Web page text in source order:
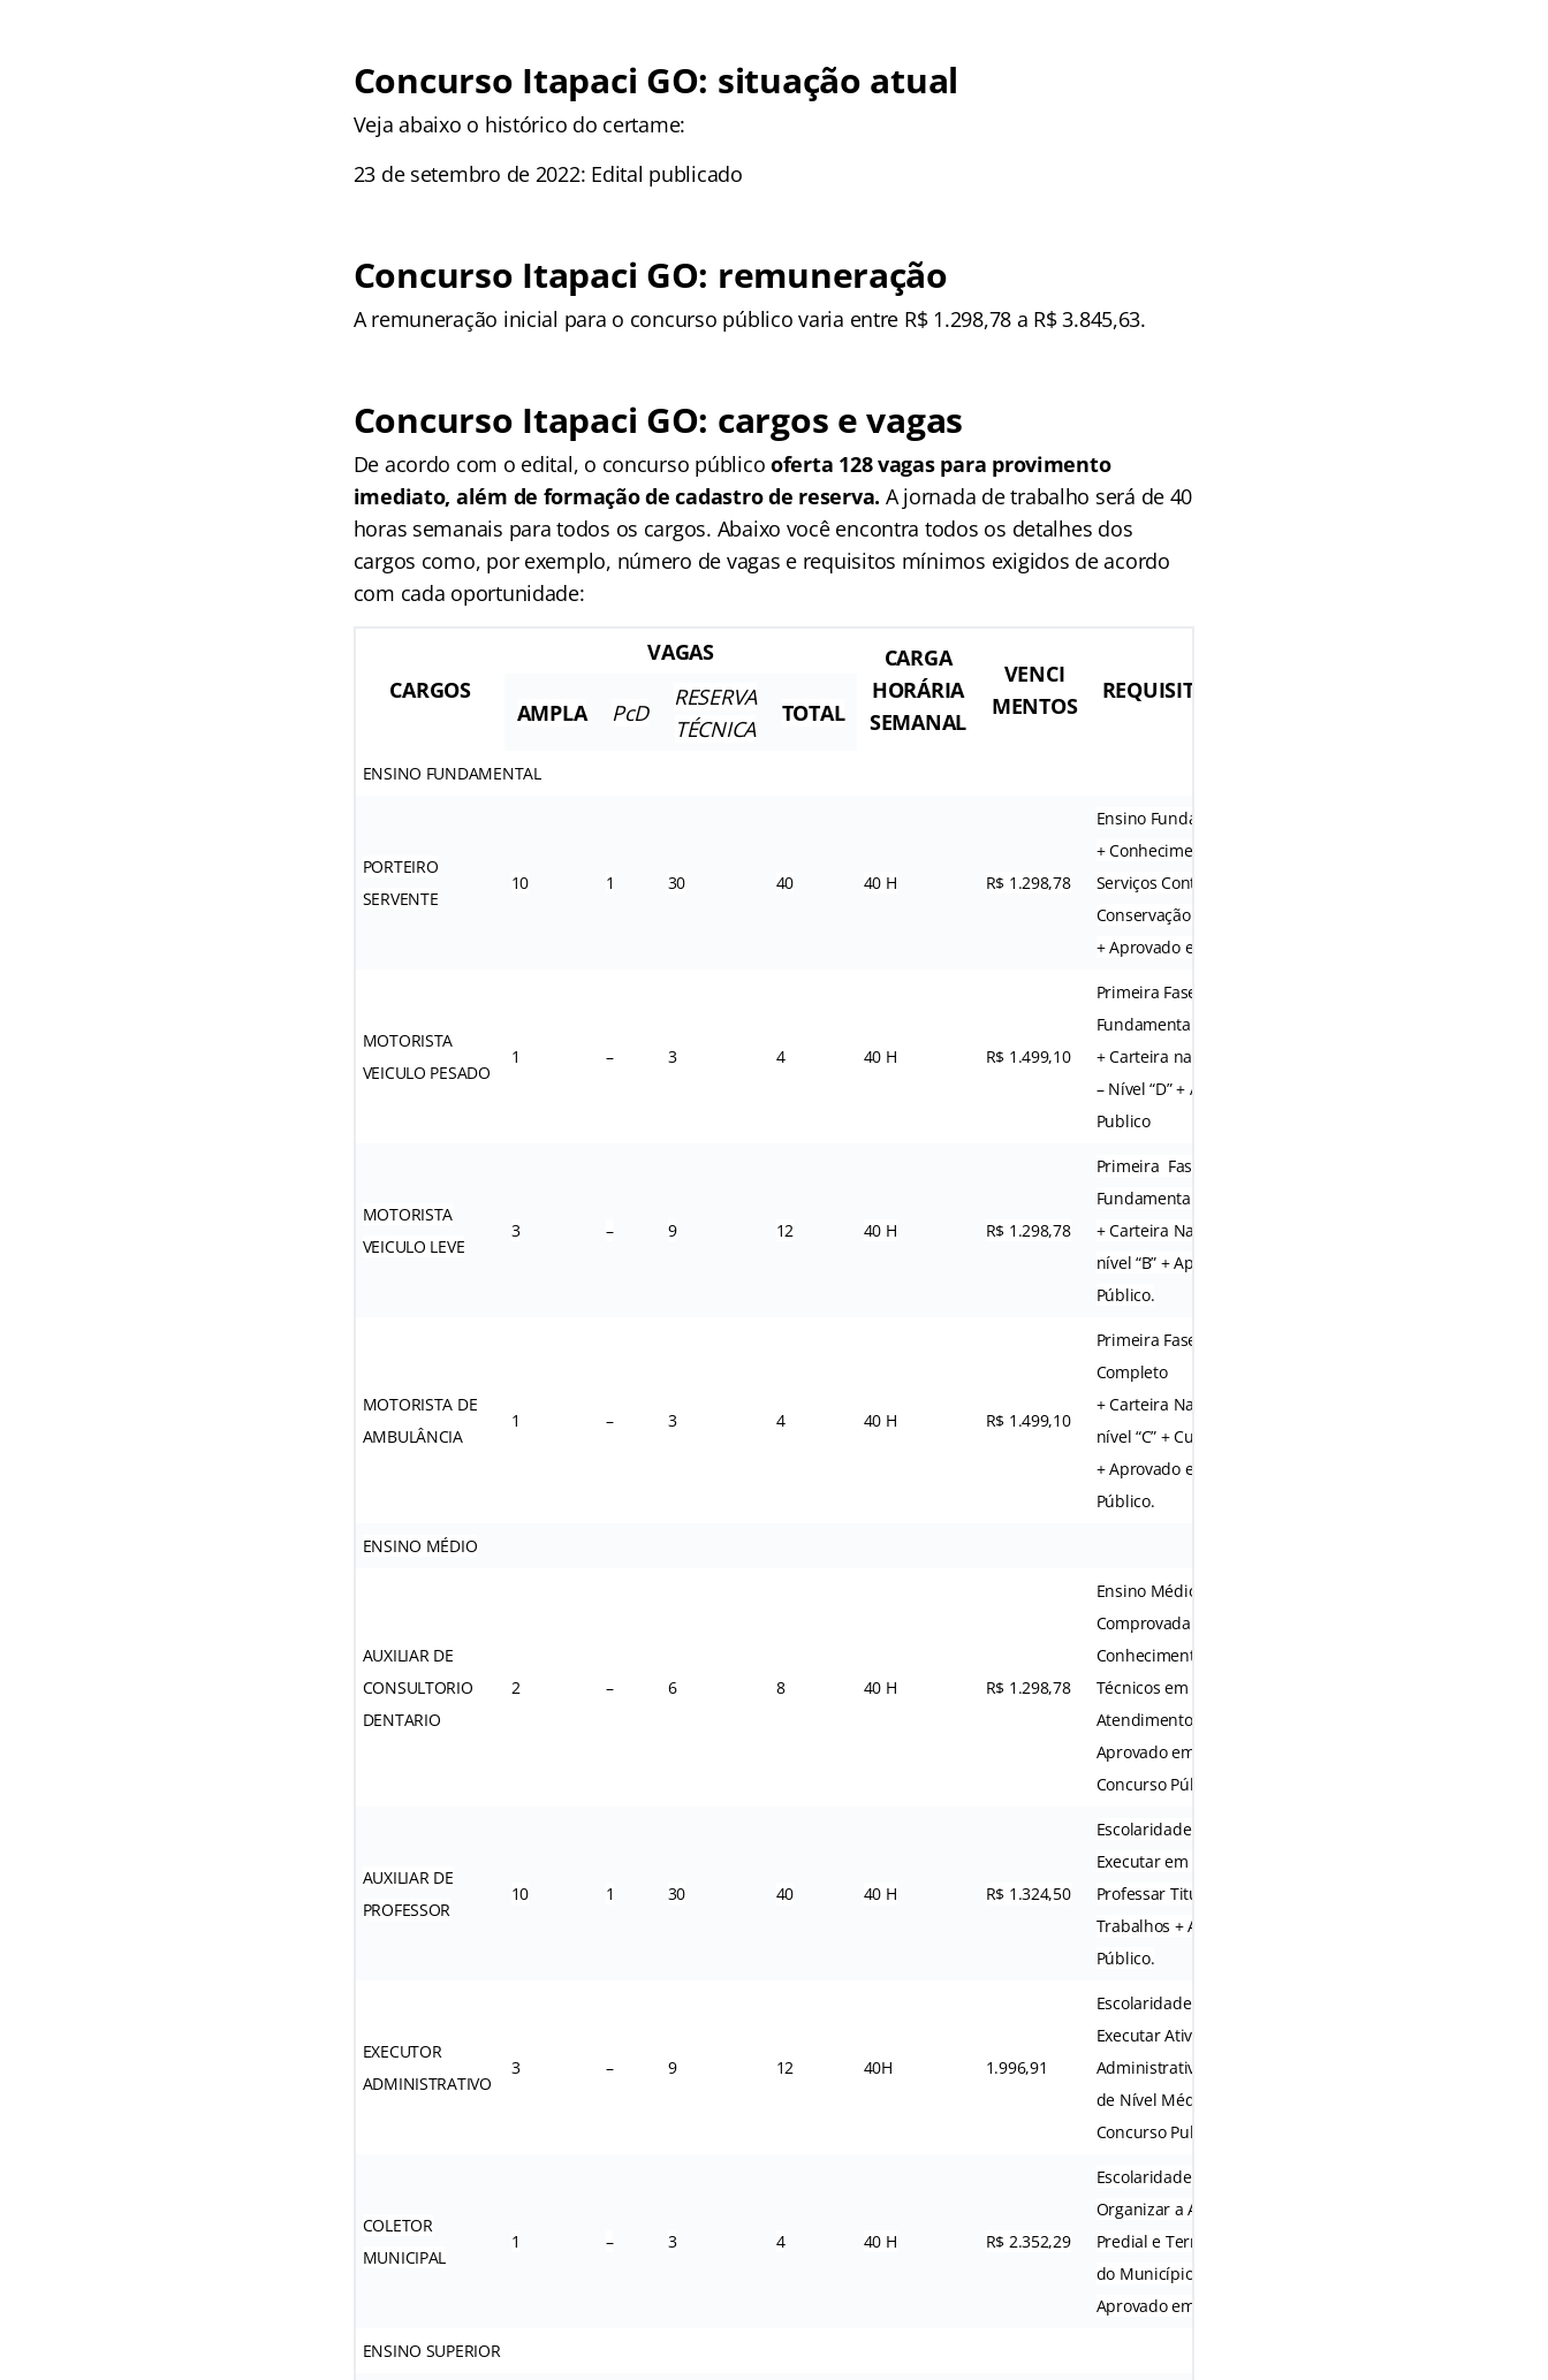
Concurso Itapaci GO: situação atual
Veja abaixo o histórico do certame:
23 de setembro de 2022: Edital publicado
Concurso Itapaci GO: remuneração
A remuneração inicial para o concurso público varia entre R$ 1.298,78 a R$ 3.845,63.
Concurso Itapaci GO: cargos e vagas
De acordo com o edital, o concurso público oferta 128 vagas para provimento
imediato, além de formação de cadastro de reserva. A jornada de trabalho será de 40
horas semanais para todos os cargos. Abaixo você encontra todos os detalhes dos
cargos como, por exemplo, número de vagas e requisitos mínimos exigidos de acordo
com cada oportunidade:
CARGOS
VAGAS
CARGA
HORÁRIA
SEMANAL
VENCI
MENTOS
REQUISITOS/ESCOLARIDADE
AMPLA PcD
RESERVA
TÉCNICA
TOTAL
ENSINO FUNDAMENTAL
PORTEIRO
SERVENTE
10 1 30 40 40 H R$ 1.298,78
Ensino Fundamental Incompleto
+ Conhecimentos Específicos em
Serviços Contínuos, Jardinagem,
Conservação e Manutenção
+ Aprovado em Concurso Publico
MOTORISTA
VEICULO PESADO
1 – 3 4 40 H R$ 1.499,10
Primeira Fase do Ensino
Fundamental Completo
+ Carteira nacional de habilitação
– Nível “D” + Aprovado em Concurso
Publico
MOTORISTA
VEICULO LEVE
3 – 9 12 40 H R$ 1.298,78
Primeira Fase do Ensino
Fundamental Completo
+ Carteira Nacional de Habilitação
nível “B” + Aprovado em Concurso
Público.
MOTORISTA DE
AMBULÂNCIA
1 – 3 4 40 H R$ 1.499,10
Primeira Fase do Ensino Fundamental
Completo
+ Carteira Nacional de Habilitação
nível “C” + Curso
+ Aprovado em Concurso
Público.
ENSINO MÉDIO
AUXILIAR DE
CONSULTORIO
DENTARIO
2 – 6 8 40 H R$ 1.298,78
Ensino Médio Completo e Experiência
Comprovada Através de Cursos +
Conhecimento Específico em
Técnicos em Higiene Dental e ou
Atendimento Ambulatorial +
Aprovado em
Concurso Público.
AUXILIAR DE
PROFESSOR
10 1 30 40 40 H R$ 1.324,50
Escolaridade em Nível Médio +
Executar em Conjunto com o
Professar Titular as Propostas e
Trabalhos + Aprovado em Concurso
Público.
EXECUTOR
ADMINISTRATIVO
3 – 9 12 40H 1.996,91
Escolaridade em Nível Médio +
Executar Atividades de Apoio
Administrativo, Técnico e Operacional
de Nível Médio + Aprovado em
Concurso Publico
COLETOR
MUNICIPAL
1 – 3 4 40 H R$ 2.352,29
Escolaridade em Nível Médio +
Organizar a Arrecadação do Imposto
Predial e Territorial Urbano Por Parte
do Município +
Aprovado em Concurso Publico
ENSINO SUPERIOR